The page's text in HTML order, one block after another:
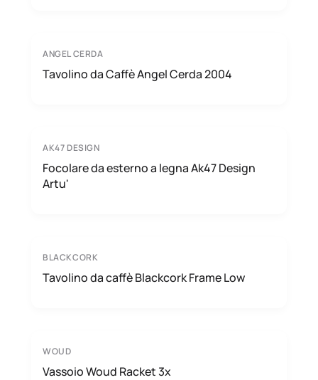
ANGEL CERDA
Tavolino da Caffè Angel Cerda 2004
AK47 DESIGN
Focolare da esterno a legna Ak47 Design
Artu'
BLACKCORK
Tavolino da caffè Blackcork Frame Low
WOUD
Vassoio Woud Racket 3x